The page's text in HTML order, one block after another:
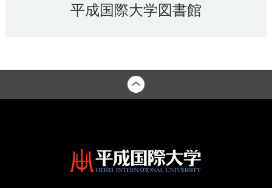
平成国際大学図書館